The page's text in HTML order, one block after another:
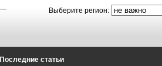
Выберите регион:
Последние статьи